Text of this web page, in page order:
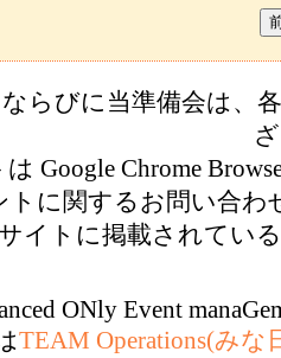
らびに当準備会は、
Google Chrome
トに関するお問い合わ
イトに掲載されてい
ONly Event
TEAM Operations(みな